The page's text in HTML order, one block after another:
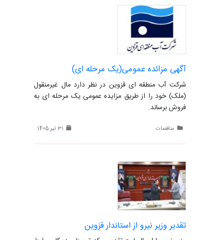
آگهی مزائده عمومی(یک مرحله ای)
شرکت آب منطقه ای قزوین در نظر دارد مال غیرمنقول
(ملک) خود را از طریق مزایده عمومی یک مرحله ای به
فروش برساند.
مناقصات
تقدیر وزیر نیرو از استاندار قزوین